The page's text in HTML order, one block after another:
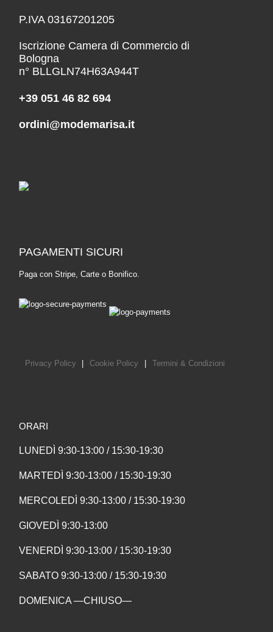
P.IVA 03167201205
Iscrizione Camera di Commercio di
Bologna
n° BLLGLN74H63A944T
+39 051 46 82 694
ordini@modemarisa.it
PAGAMENTI SICURI
Paga con Stripe, Carte o Bonifico.
Privacy Policy Cookie Policy Termini & Condizioni
ORARI
LUNEDÌ 9:30-13:00 / 15:30-19:30
MARTEDÌ 9:30-13:00 / 15:30-19:30
MERCOLEDÌ 9:30-13:00 / 15:30-19:30
GIOVEDÌ 9:30-13:00
VENERDÌ 9:30-13:00 / 15:30-19:30
SABATO 9:30-13:00 / 15:30-19:30
DOMENICA —CHIUSO—